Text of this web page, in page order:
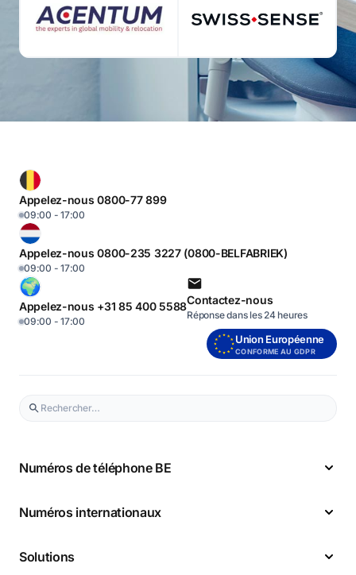
Appelez-nous 0800-77 899
09:00 - 17:00
Appelez-nous 0800-235 3227 (0800-BELFABRIEK)
09:00 - 17:00
Appelez-nous +31 85 400 5588
09:00 - 17:00
Contactez-nous
Réponse dans les 24 heures
Union Européenne
CONFORME AU GDPR
Numéros de téléphone BE
Numéros internationaux
Solutions